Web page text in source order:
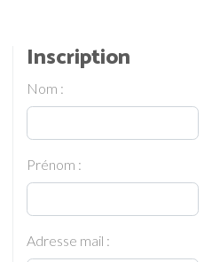
Inscription
Nom :
Prénom :
Adresse mail :